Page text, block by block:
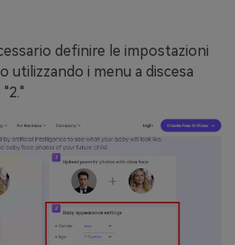
definire le impostazioni
utilizzando i menu a discesa